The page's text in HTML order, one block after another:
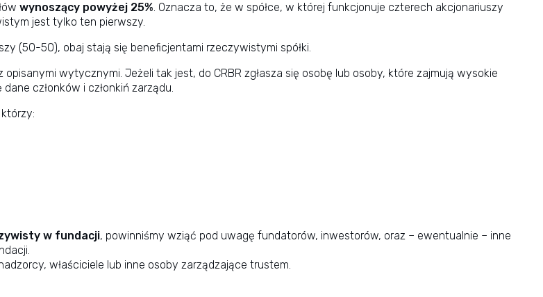
wynoszący powyżej 25%. Oznacza to, że w spółce, w której funkcjonuje czterech akcjonariuszy
jest tylko ten pierwszy.
(50-50), obaj stają się beneficjentami rzeczywistymi spółki.
wytycznymi. Jeżeli tak jest, do CRBR zgłasza się osobę lub osoby, które zajmują wysokie
członków i członkiń zarządu.
w fundacji, powinniśmy wziąć pod uwagę fundatorów, inwestorów, oraz – ewentualnie – inne
właściciele lub inne osoby zarządzające trustem.